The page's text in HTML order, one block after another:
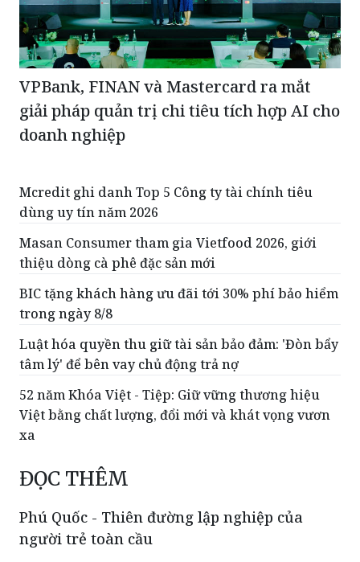
VPBank, FINAN và Mastercard ra mắt
giải pháp quản trị chi tiêu tích hợp AI cho
doanh nghiệp
Mcredit ghi danh Top 5 Công ty tài chính tiêu
dùng uy tín năm 2026
Masan Consumer tham gia Vietfood 2026, giới
thiệu dòng cà phê đặc sản mới
BIC tặng khách hàng ưu đãi tới 30% phí bảo hiểm
trong ngày 8/8
Luật hóa quyền thu giữ tài sản bảo đảm: 'Đòn bẩy
tâm lý' để bên vay chủ động trả nợ
52 năm Khóa Việt - Tiệp: Giữ vững thương hiệu
Việt bằng chất lượng, đổi mới và khát vọng vươn
xa
ĐỌC THÊM
Phú Quốc - Thiên đường lập nghiệp của
người trẻ toàn cầu